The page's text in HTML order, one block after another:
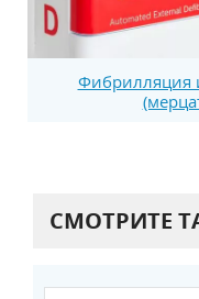
Фибрилляция
СМОТРИТЕ